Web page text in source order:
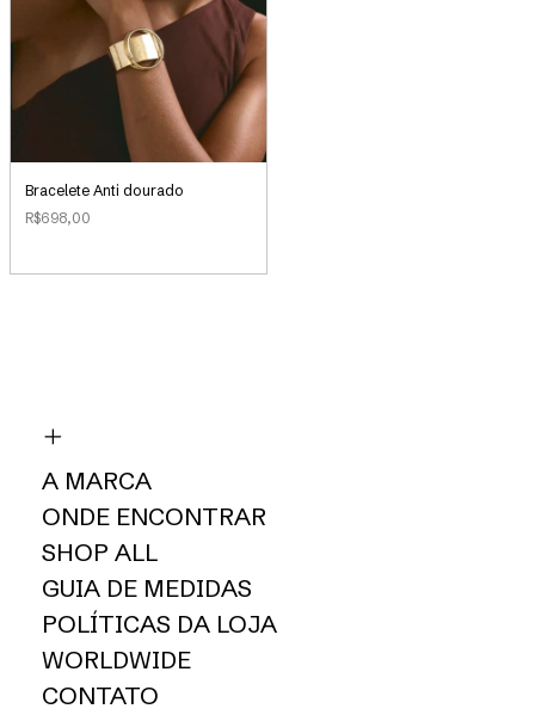
Bracelete Anti dourado
R$698,00
A MARCA
ONDE ENCONTRAR
SHOP ALL
GUIA DE MEDIDAS
POLÍTICAS DA LOJA
WORLDWIDE
CONTATO